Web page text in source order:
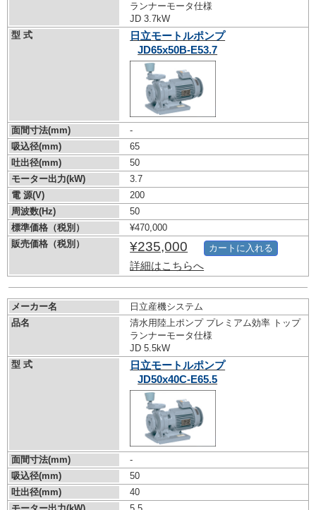
ランナーモータ仕様
JD 3.7kW
型 式
日立モートルポンプ
JD65x50B-E53.7
面間寸法(mm)
-
吸込径(mm)
65
吐出径(mm)
50
モーター出力(kW)
3.7
電 源(V)
200
周波数(Hz)
50
標準価格（税別）
¥470,000
販売価格（税別）
¥235,000
詳細はこちらへ
カートに入れる
メーカー名
日立産機システム
品名
清水用陸上ポンプ プレミアム効率 トップ
ランナーモータ仕様
JD 5.5kW
型 式
日立モートルポンプ
JD50x40C-E65.5
面間寸法(mm)
-
吸込径(mm)
50
吐出径(mm)
40